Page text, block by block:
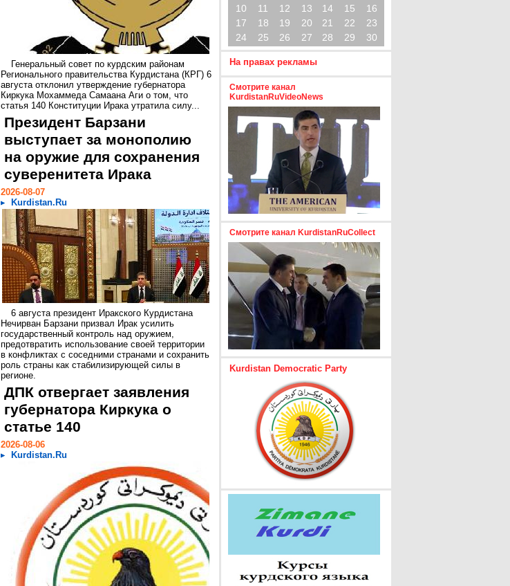
Генеральный совет по курдским районам
Регионального правительства Курдистана (КРГ) 6
августа отклонил утверждение губернатора
Киркука Мохаммеда Самаана Аги о том, что
статья 140 Конституции Ирака утратила силу...
Президент Барзани
выступает за монополию
на оружие для сохранения
суверенитета Ирака
2026-08-07
Kurdistan.Ru
6 августа президент Иракского Курдистана
Нечирван Барзани призвал Ирак усилить
государственный контроль над оружием,
предотвратить использование своей территории
в конфликтах с соседними странами и сохранить
роль страны как стабилизирующей силы в
регионе.
ДПК отвергает заявления
губернатора Киркука о
статье 140
2026-08-06
Kurdistan.Ru
10
11 12 13 14 15
16
17
18 19 20 21 22
23
24
25 26 27 28 29 30
На правах рекламы
Смотрите канал
KurdistanRuVideoNews
Смотрите канал KurdistanRuCollect
Kurdistan Democratic Party